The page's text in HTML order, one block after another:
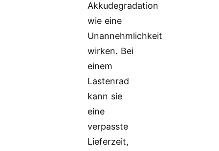
Akkudegradation
wie eine
Unannehmlichkeit
wirken. Bei
einem
Lastenrad
kann sie
eine
verpasste
Lieferzeit,